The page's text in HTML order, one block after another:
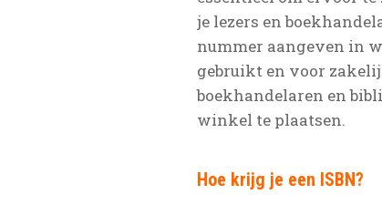
je lezers en
nummer aangeven in
gebruikt en voor
boekhandelaren en
winkel te plaatsen.
Hoe krijg je een ISBN?